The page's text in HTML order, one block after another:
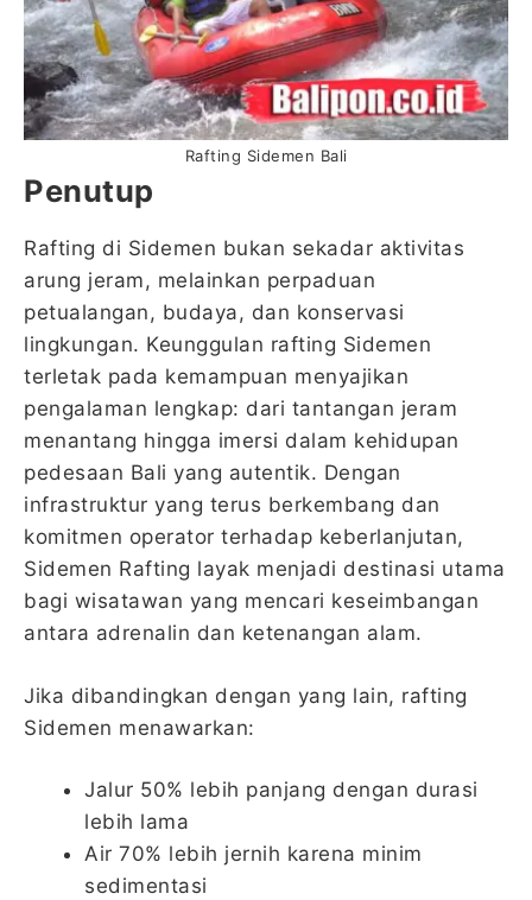
Rafting Sidemen Bali
Penutup
Rafting di Sidemen bukan sekadar aktivitas
arung jeram, melainkan perpaduan
petualangan, budaya, dan konservasi
lingkungan. Keunggulan rafting Sidemen
terletak pada kemampuan menyajikan
pengalaman lengkap: dari tantangan jeram
menantang hingga imersi dalam kehidupan
pedesaan Bali yang autentik. Dengan
infrastruktur yang terus berkembang dan
komitmen operator terhadap keberlanjutan,
Sidemen Rafting layak menjadi destinasi utama
bagi wisatawan yang mencari keseimbangan
antara adrenalin dan ketenangan alam.
Jika dibandingkan dengan yang lain, rafting
Sidemen menawarkan:
Jalur 50% lebih panjang dengan durasi
lebih lama
Air 70% lebih jernih karena minim
sedimentasi